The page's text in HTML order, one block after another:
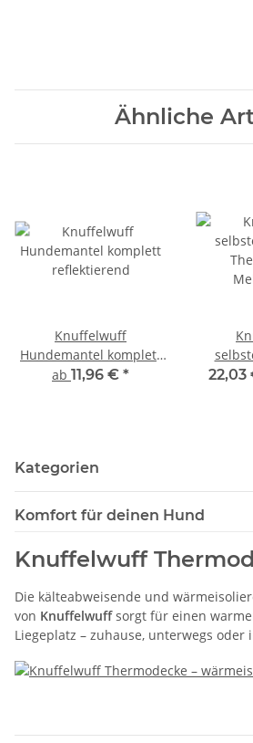
Ähnliche
Knuffelwuff
Hundemantel komplett
reflektierend
ab 11,96 € * 22,03
Kategorien
Komfort für deinen Hund
Knuffelwuff
Die kälteabweisende und
von Knuffelwuffsorgt für einen
Liegeplatz – zuhause, unterwegs oder